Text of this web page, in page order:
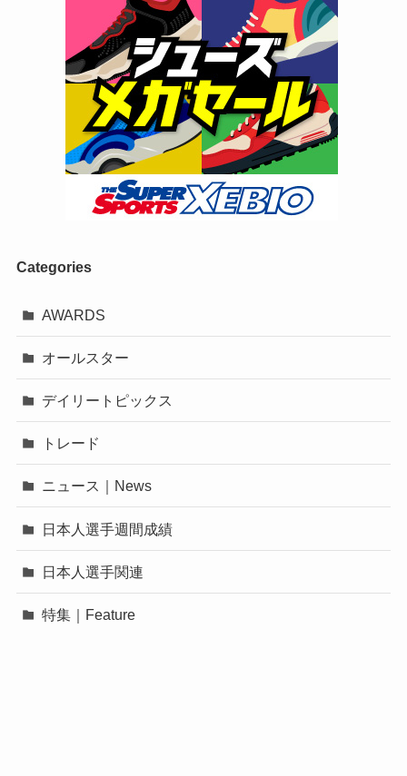
Categories
AWARDS
オールスター
デイリートピックス
トレード
ニュース｜News
日本人選手週間成績
日本人選手関連
特集｜Feature